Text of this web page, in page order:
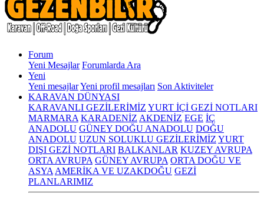
Forum
Yeni Mesajlar Forumlarda Ara
Yeni
Yeni mesajlarYeni profil mesajları Son Aktiviteler
KARAVAN DÜNYASI
KARAVANLI GEZİLERİMİZ YURT İÇİ GEZİ NOTLARI
MARMARA KARADENİZ AKDENİZ EGE İÇ
ANADOLU GÜNEY DOĞU ANADOLU DOĞU
ANADOLU UZUN SOLUKLU GEZİLERİMİZ YURT
DIŞI GEZİ NOTLARI BALKANLAR KUZEY AVRUPA
ORTA AVRUPA GÜNEY AVRUPA ORTA DOĞU VE
ASYA AMERİKA VE UZAKDOĞU GEZİ
PLANLARIMIZ